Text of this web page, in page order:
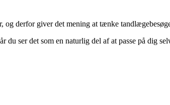
derfor giver det mening at tænke
ser det som en naturlig del af at passe på dig